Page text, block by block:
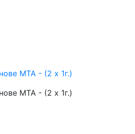
МТА - (2 x 1г.)
МТА - (2 x 1г.)